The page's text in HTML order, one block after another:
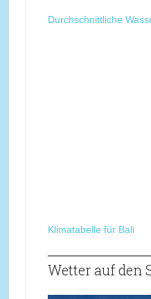
Durchschnittliche
Klimatabelle für Bali
Wetter auf den